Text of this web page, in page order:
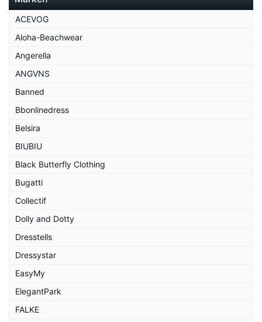
ACEVOG
Aloha-Beachwear
Angerella
ANGVNS
Banned
Bbonlinedress
Belsira
BIUBIU
Black Butterfly Clothing
Bugatti
Collectif
Dolly and Dotty
Dresstells
Dressystar
EasyMy
ElegantPark
FALKE